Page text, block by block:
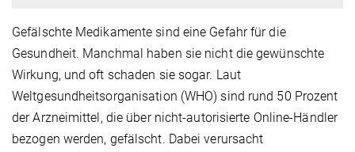
Gefälschte Medikamente sind eine Gefahr für die
Gesundheit. Manchmal haben sie nicht die gewünschte
Wirkung, und oft schaden sie sogar. Laut
Weltgesundheitsorganisation (WHO) sind rund 50 Prozent
der Arzneimittel, die über nicht-autorisierte Online-Händler
bezogen werden, gefälscht. Dabei verursacht